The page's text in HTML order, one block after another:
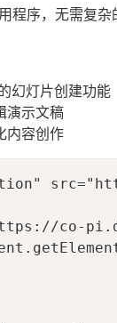
程序，无需复杂
幻灯片创建功能
演示文稿
内容创作
co-